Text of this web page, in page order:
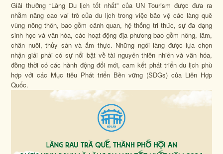
Giải thưởng “Làng Du lịch tốt nhất” của UN Tourism được đưa ra
nhằm nâng cao vai trò của du lịch trong việc bảo vệ các làng quê
vùng nông thôn, bao gồm cảnh quan, hệ thống tri thức, sự đa dạng
sinh học và văn hóa, các hoạt động địa phương bao gồm nông, lâm,
chăn nuôi, thủy sản và ẩm thực. Những ngôi làng được lựa chọn
nhận giải phải có sự nổi bật về tài nguyên thiên nhiên và văn hóa,
đồng thời có các hành động đổi mới, cam kết phát triển du lịch phù
hợp với các Mục tiêu Phát triển Bền vững (SDGs) của Liên Hợp
Quốc.